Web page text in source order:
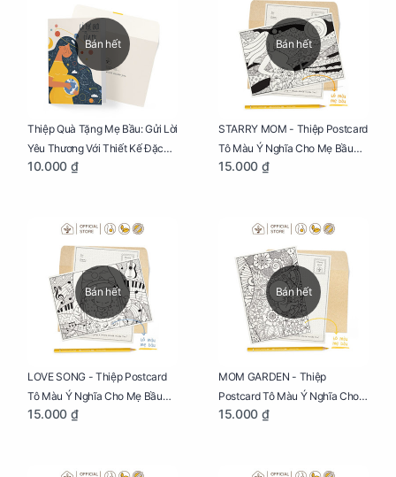
Bán hết
Thiệp Quà Tặng Mẹ Bầu: Gửi Lời
Yêu Thương Với Thiết Kế Đặc
Biệt Dành Riêng Cho Mẹ Bầu
10.000 ₫
Bán hết
STARRY MOM - Thiệp Postcard
Tô Màu Ý Nghĩa Cho Mẹ Bầu
Sáng Tạo, Thư Giãn Và Hạnh
15.000 ₫
Bán hết
LOVE SONG - Thiệp Postcard
Tô Màu Ý Nghĩa Cho Mẹ Bầu
Sáng Tạo, Thư Giãn Và Hạnh
15.000 ₫
Bán hết
MOM GARDEN - Thiệp
Postcard Tô Màu Ý Nghĩa Cho
Mẹ Bầu Sáng Tạo, Thư Giãn Và
15.000 ₫